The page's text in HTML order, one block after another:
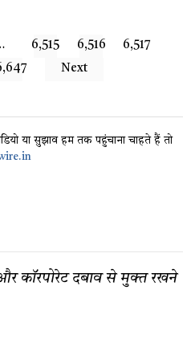
6,515 6,516
6,517
Next
या सुझाव हम तक पहुंचाना चाहते हैं तो
और कॉरपोरेट दबाव से मुक्त रखने